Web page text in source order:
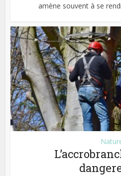
amène souvent à se